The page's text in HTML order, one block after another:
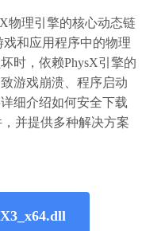
物理引擎的核心动态链
和应用程序中的物理
时，依赖PhysX引擎的
游戏崩溃、程序启动
细介绍如何安全下载
并提供多种解决方案